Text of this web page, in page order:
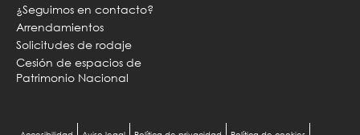
¿Seguimos en contacto?
Arrendamientos
Solicitudes de rodaje
Cesión de espacios de
Patrimonio Nacional